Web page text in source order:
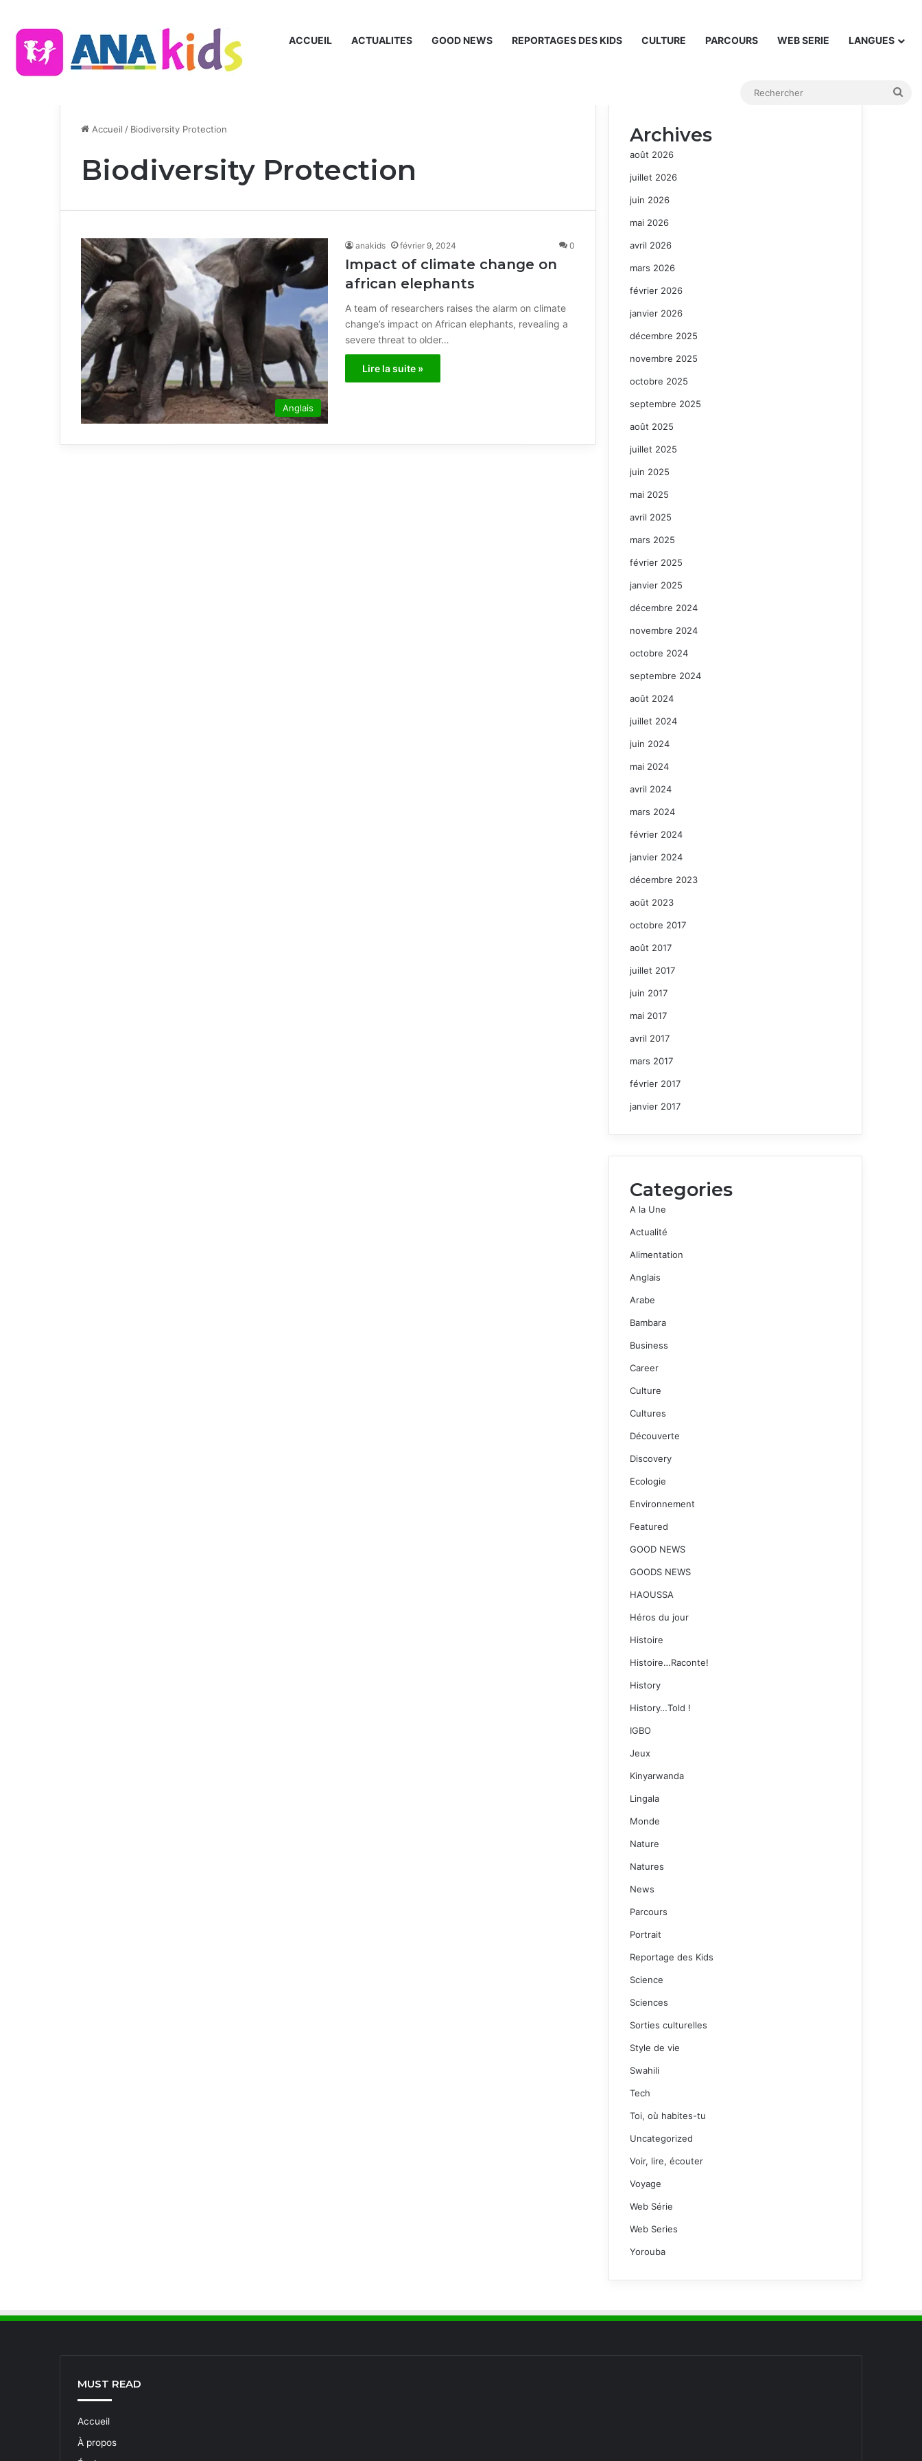
ACCUEIL ACTUALITES GOOD NEWS REPORTAGES DES KIDS CULTURE PARCOURS WEB SERIE LANGUES
Accueil / Biodiversity Protection
Biodiversity Protection
Anglais
anakids février 9, 2024 0
Impact of climate change on
african elephants
A team of researchers raises the alarm on climate
change’s impact on African elephants, revealing a
severe threat to older…
Lire la suite »
Archives
août 2026
juillet 2026
juin 2026
mai 2026
avril 2026
mars 2026
février 2026
janvier 2026
décembre 2025
novembre 2025
octobre 2025
septembre 2025
août 2025
juillet 2025
juin 2025
mai 2025
avril 2025
mars 2025
février 2025
janvier 2025
décembre 2024
novembre 2024
octobre 2024
septembre 2024
août 2024
juillet 2024
juin 2024
mai 2024
avril 2024
mars 2024
février 2024
janvier 2024
décembre 2023
août 2023
octobre 2017
août 2017
juillet 2017
juin 2017
mai 2017
avril 2017
mars 2017
février 2017
janvier 2017
Categories
A la Une
Actualité
Alimentation
Anglais
Arabe
Bambara
Business
Career
Culture
Cultures
Découverte
Discovery
Ecologie
Environnement
Featured
GOOD NEWS
GOODS NEWS
HAOUSSA
Héros du jour
Histoire
Histoire…Raconte!
History
History…Told !
IGBO
Jeux
Kinyarwanda
Lingala
Monde
Nature
Natures
News
Parcours
Portrait
Reportage des Kids
Science
Sciences
Sorties culturelles
Style de vie
Swahili
Tech
Toi, où habites-tu
Uncategorized
Voir, lire, écouter
Voyage
Web Série
Web Series
Yorouba
MUST READ
Accueil
À propos